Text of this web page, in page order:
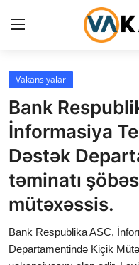
Login
Ana səhifə
Vakansiyalar
Maliyyə
Əlaqə
Xəbərlər
Vakansiyalar
Bank
İnformasiya
Dəstək
təminatı
mütəxəssis.
Bank Respublika ASC,
Departamentində Kiçik